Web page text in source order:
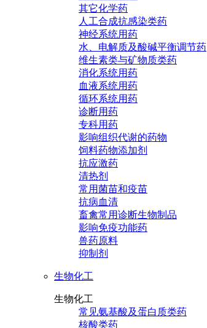
其它化学药
人工合成抗感染类药
神经系统用药
水、电解质及酸碱平衡调节药
维生素类与矿物质类药
消化系统用药
血液系统用药
循环系统用药
诊断用药
专科用药
影响组织代谢的药物
饲料药物添加剂
抗应激药
清热剂
常用菌苗和疫苗
抗病血清
畜禽常用诊断生物制品
影响免疫功能药
兽药原料
抑制剂
生物化工
生物化工
常见氨基酸及蛋白质类药
核酸类药